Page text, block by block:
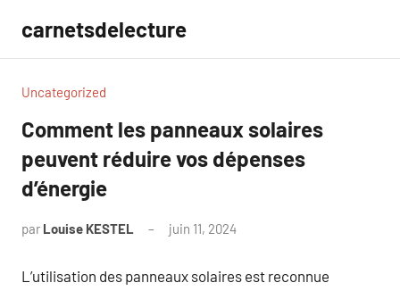
contenu
carnetsdelecture
Uncategorized
Comment les panneaux solaires
peuvent réduire vos dépenses
d’énergie
par Louise KESTEL juin 11, 2024
L’utilisation des panneaux solaires est reconnue